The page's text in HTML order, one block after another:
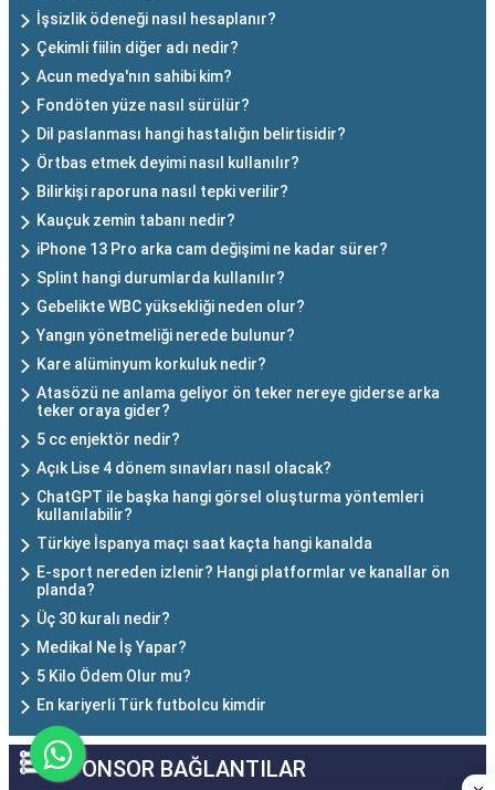
İşsizlik ödeneği nasıl hesaplanır?
Çekimli fiilin diğer adı nedir?
Acun medya'nın sahibi kim?
Fondöten yüze nasıl sürülür?
Dil paslanması hangi hastalığın belirtisidir?
Örtbas etmek deyimi nasıl kullanılır?
Bilirkişi raporuna nasıl tepki verilir?
Kauçuk zemin tabanı nedir?
iPhone 13 Pro arka cam değişimi ne kadar sürer?
Splint hangi durumlarda kullanılır?
Gebelikte WBC yüksekliği neden olur?
Yangın yönetmeliği nerede bulunur?
Kare alüminyum korkuluk nedir?
Atasözü ne anlama geliyor ön teker nereye giderse arka
teker oraya gider?
5 cc enjektör nedir?
Açık Lise 4 dönem sınavları nasıl olacak?
ChatGPT ile başka hangi görsel oluşturma yöntemleri
kullanılabilir?
Türkiye İspanya maçı saat kaçta hangi kanalda
E-sport nereden izlenir? Hangi platformlar ve kanallar ön
planda?
Üç 30 kuralı nedir?
Medikal Ne İş Yapar?
5 Kilo Ödem Olur mu?
En kariyerli Türk futbolcu kimdir
SPONSOR BAĞLANTILAR